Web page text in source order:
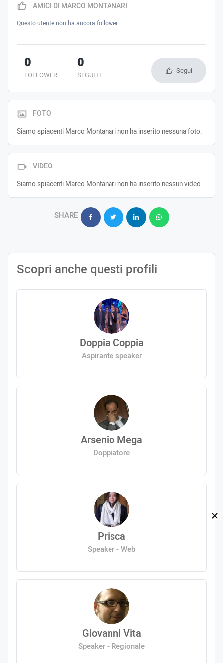
AMICI DI MARCO MONTANARI
Questo utente non ha ancora follower.
FOLLOWER
0
SEGUITI
0 Segui
FOTO
Siamo spiacenti Marco Montanari non ha inserito nessuna foto.
VIDEO
Siamo spiacenti Marco Montanari non ha inserito nessun video.
SHARE
Scopri anche questi profili
Doppia Coppia
Aspirante speaker
Arsenio Mega
Doppiatore
Prisca
Speaker - Web
Giovanni Vita
Speaker - Regionale